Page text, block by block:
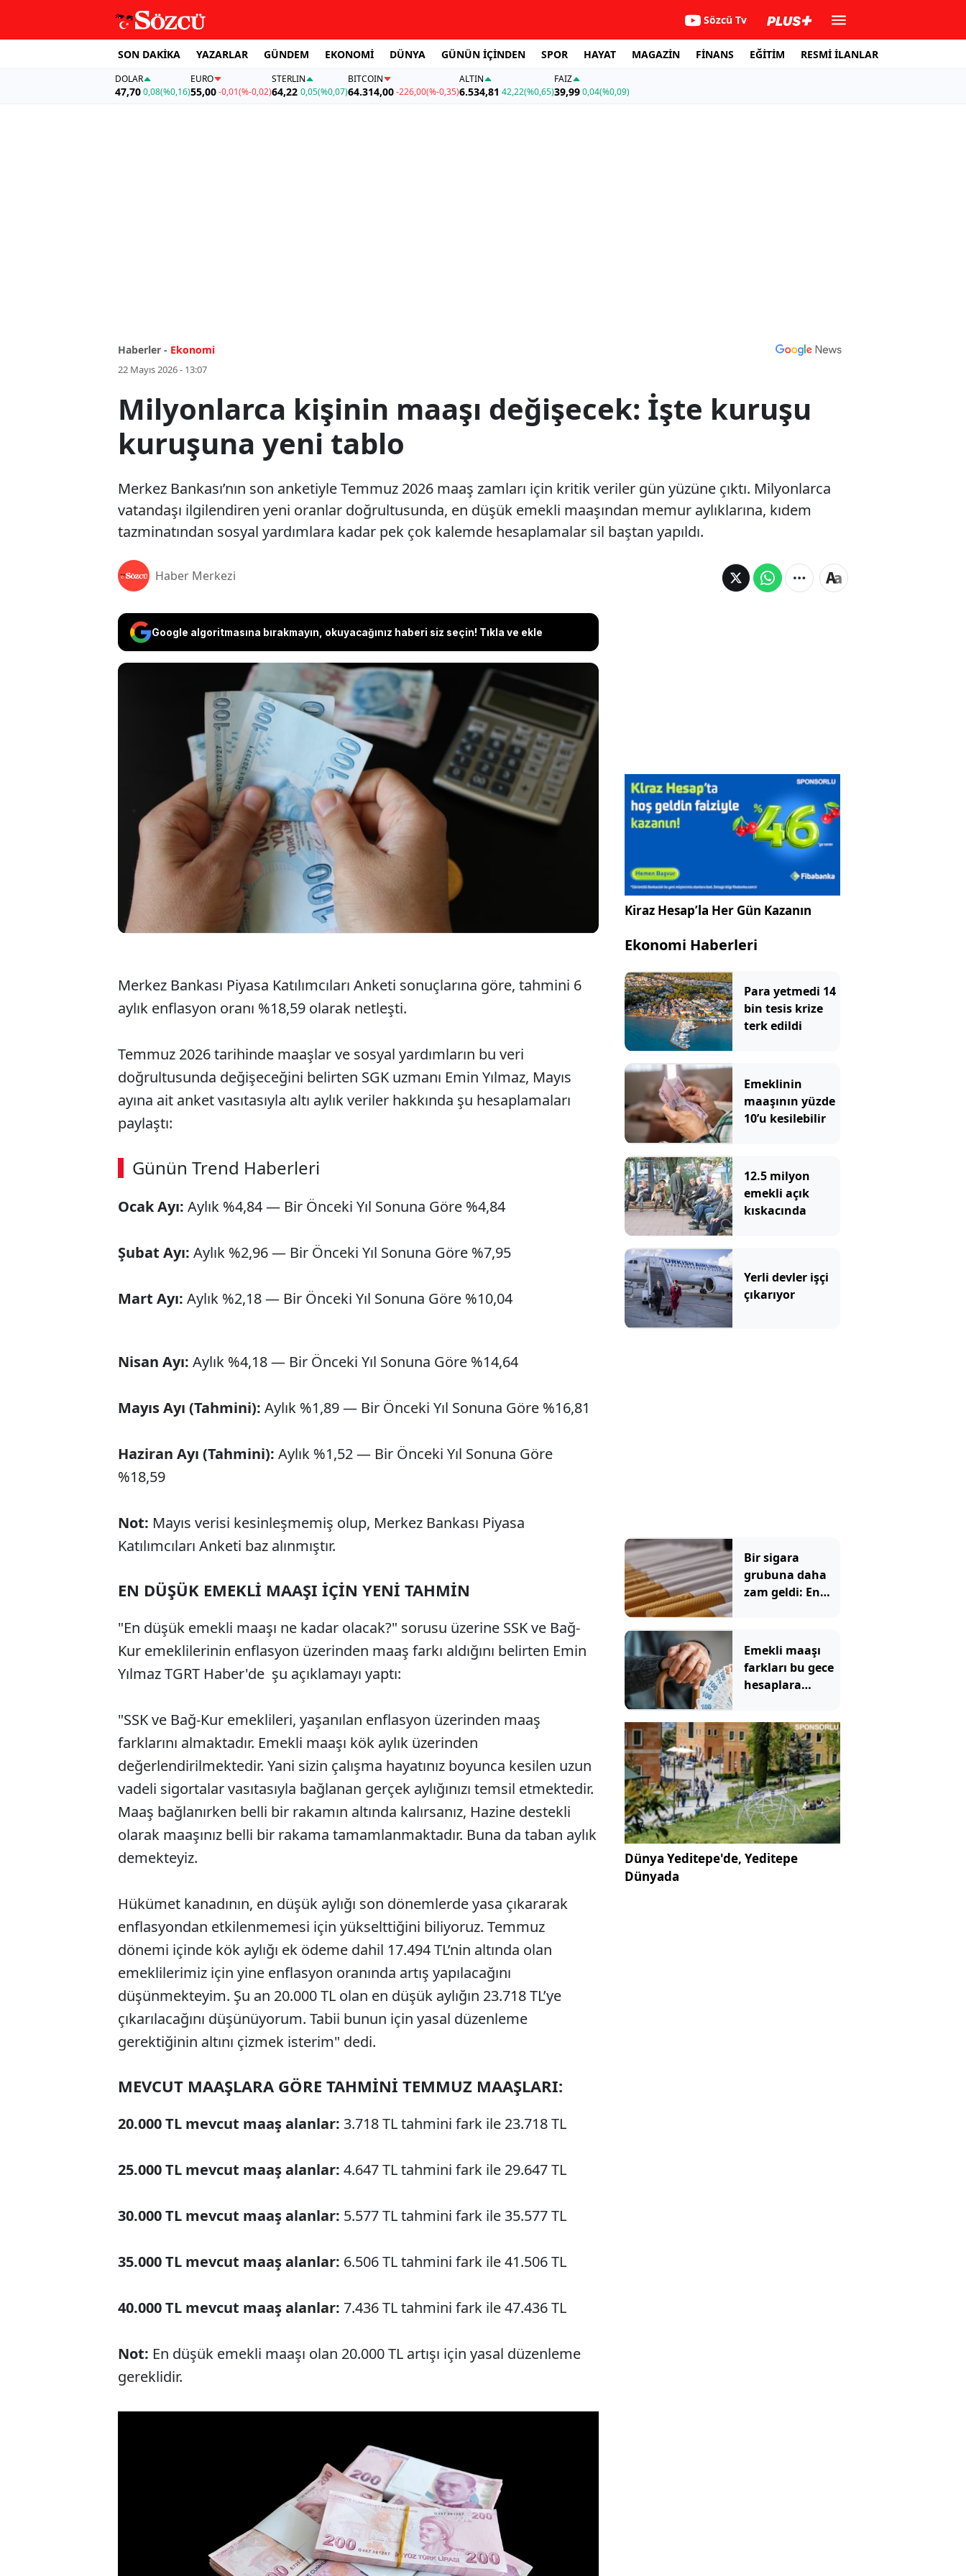
Sözcü Tv
SON DAKİKA YAZARLAR GÜNDEM EKONOMİ DÜNYA GÜNÜN İÇİNDEN SPOR HAYAT MAGAZİN FİNANS EĞİTİM RESMİ İLANLAR
DOLAR
47,700,08(%0,16)
EURO
55,00 -0,01(%-0,02)
STERLIN
64,22 0,05(%0,07)
BITCOIN
64.314,00-226,00(%-0,35)
ALTIN
6.534,81 42,22(%0,65)
FAİZ
39,990,04(%0,09)
Haberler - Ekonomi
22 Mayıs 2026 - 13:07
Milyonlarca kişinin maaşı değişecek: İşte kuruşu
kuruşuna yeni tablo
Merkez Bankası’nın son anketiyle Temmuz 2026 maaş zamları için kritik veriler gün yüzüne çıktı. Milyonlarca
vatandaşı ilgilendiren yeni oranlar doğrultusunda, en düşük emekli maaşından memur aylıklarına, kıdem
tazminatından sosyal yardımlara kadar pek çok kalemde hesaplamalar sil baştan yapıldı.
Haber Merkezi
Google algoritmasına bırakmayın, okuyacağınız haberi siz seçin! Tıkla ve ekle
Merkez Bankası’nın son anketiyle Temmuz 2026 maaş zamları için
kritik veriler gün yüzüne çıktı. Milyonlarca vatandaşı ilgilendiren yeni
oranlar doğrultusunda, en düşük emekli maaşından memur
aylıklarına, kıdem tazminatından sosyal yardımlara kadar pek çok
kalemde hesaplamalar sil baştan yapıldı.
Merkez Bankası Piyasa Katılımcıları Anketi sonuçlarına göre, tahmini 6
aylık enflasyon oranı %18,59 olarak netleşti.
Temmuz 2026 tarihinde maaşlar ve sosyal yardımların bu veri
doğrultusunda değişeceğini belirten SGK uzmanı Emin Yılmaz, Mayıs
ayına ait anket vasıtasıyla altı aylık veriler hakkında şu hesaplamaları
paylaştı:
Günün Trend Haberleri
00:02 / 09:08
Ocak Ayı: Aylık %4,84 — Bir Önceki Yıl Sonuna Göre %4,84
Şubat Ayı: Aylık %2,96 — Bir Önceki Yıl Sonuna Göre %7,95
Mart Ayı: Aylık %2,18 — Bir Önceki Yıl Sonuna Göre %10,04
Nisan Ayı: Aylık %4,18 — Bir Önceki Yıl Sonuna Göre %14,64
Mayıs Ayı (Tahmini): Aylık %1,89 — Bir Önceki Yıl Sonuna Göre %16,81
Haziran Ayı (Tahmini): Aylık %1,52 — Bir Önceki Yıl Sonuna Göre
%18,59
Not: Mayıs verisi kesinleşmemiş olup, Merkez Bankası Piyasa
Katılımcıları Anketi baz alınmıştır.
EN DÜŞÜK EMEKLİ MAAŞI İÇİN YENİ TAHMİN
"En düşük emekli maaşı ne kadar olacak?" sorusu üzerine SSK ve Bağ-
Kur emeklilerinin enflasyon üzerinden maaş farkı aldığını belirten Emin
Yılmaz TGRT Haber'de şu açıklamayı yaptı:
"SSK ve Bağ-Kur emeklileri, yaşanılan enflasyon üzerinden maaş
farklarını almaktadır. Emekli maaşı kök aylık üzerinden
değerlendirilmektedir. Yani sizin çalışma hayatınız boyunca kesilen uzun
vadeli sigortalar vasıtasıyla bağlanan gerçek aylığınızı temsil etmektedir.
Maaş bağlanırken belli bir rakamın altında kalırsanız, Hazine destekli
olarak maaşınız belli bir rakama tamamlanmaktadır. Buna da taban aylık
demekteyiz.
Hükümet kanadının, en düşük aylığı son dönemlerde yasa çıkararak
enflasyondan etkilenmemesi için yükselttiğini biliyoruz. Temmuz
dönemi içinde kök aylığı ek ödeme dahil 17.494 TL’nin altında olan
emeklilerimiz için yine enflasyon oranında artış yapılacağını
düşünmekteyim. Şu an 20.000 TL olan en düşük aylığın 23.718 TL’ye
çıkarılacağını düşünüyorum. Tabii bunun için yasal düzenleme
gerektiğinin altını çizmek isterim" dedi.
MEVCUT MAAŞLARA GÖRE TAHMİNİ TEMMUZ MAAŞLARI:
20.000 TL mevcut maaş alanlar: 3.718 TL tahmini fark ile 23.718 TL
25.000 TL mevcut maaş alanlar: 4.647 TL tahmini fark ile 29.647 TL
30.000 TL mevcut maaş alanlar: 5.577 TL tahmini fark ile 35.577 TL
35.000 TL mevcut maaş alanlar: 6.506 TL tahmini fark ile 41.506 TL
40.000 TL mevcut maaş alanlar: 7.436 TL tahmini fark ile 47.436 TL
Not: En düşük emekli maaşı olan 20.000 TL artışı için yasal düzenleme
gereklidir.
Kiraz Hesap’la Her Gün Kazanın
Ekonomi Haberleri
Para yetmedi 14
bin tesis krize
terk edildi
Emeklinin
maaşının yüzde
10’u kesilebilir
12.5 milyon
emekli açık
kıskacında
Yerli devler işçi
çıkarıyor
Bir sigara
grubuna daha
zam geldi: En
Emekli maaşı
farkları bu gece
hesaplara
Dünya Yeditepe'de, Yeditepe
Dünyada